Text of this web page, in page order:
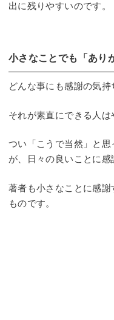
出に残りやすいのです。
小さなことでも「あり
どんな事にも感謝の気持
それが素直にできる人は
つい「こうで当然」と
が、日々の良いことに感
著者も小さなことに感
ものです。